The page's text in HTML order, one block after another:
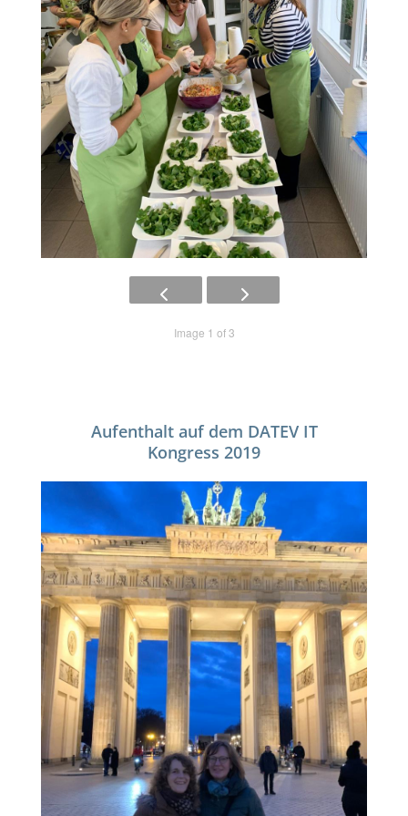
Image 1 of 3
Aufenthalt auf dem DATEV IT
Kongress 2019